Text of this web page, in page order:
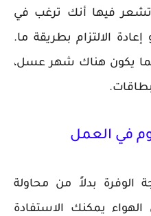
تشعر فيها أنك ترغب في
الالتزام بطريقة ما.
يكون هناك شهر عسل،
في العمل
بدلاً من محاولة
يمكنك الاستفادة